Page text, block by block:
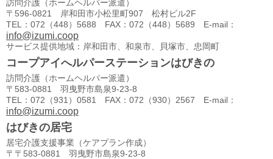
訪問介護（ホームヘルパー派遣）
〒596-0821 岸和田市小松里町907 松村ビル2F
TEL：072（448）5688 FAX：072（448）5689 E-mail：
info@izumi.coop
サービス提供地域：岸和田市、和泉市、貝塚市、忠岡町
コープアイへルパーステーションはびきの
訪問介護（ホームヘルパー派遣）
〒583-0881 羽曳野市島泉9-23-8
TEL：072（931）0581 FAX：072（930）2567 E-mail：
info@izumi.coop
はびきの居宅
居宅介護支援事業（ケアプラン作成）
〒〒583-0881 羽曳野市島泉9-23-8